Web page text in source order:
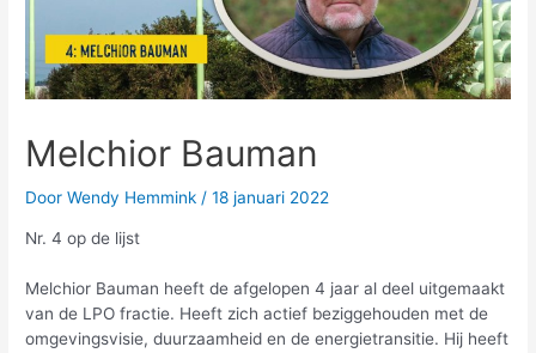
Melchior Bauman
DoorWendy Hemmink /18 januari 2022
Nr. 4 op de lijst
Melchior Bauman heeft de afgelopen 4 jaar al deel uitgemaakt
van de LPO fractie. Heeft zich actief beziggehouden met de
omgevingsvisie, duurzaamheid en de energietransitie. Hij heeft